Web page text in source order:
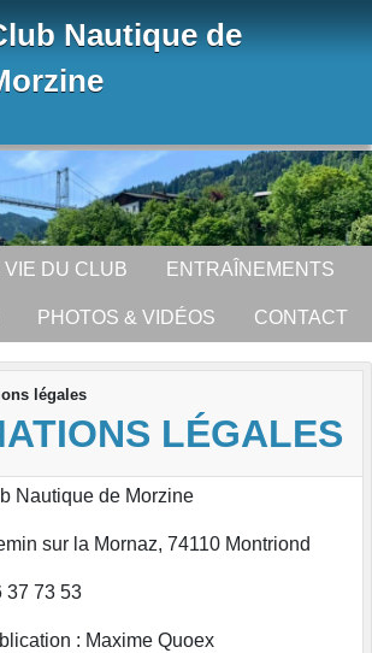
Nautique de
VIE DU CLUB ENTRAÎNEMENTS
PHOTOS & VIDÉOS CONTACT
légales
LÉGALES
Nautique de Morzine
sur la Mornaz, 74110 Montriond
37 73 53
: Maxime Quoex